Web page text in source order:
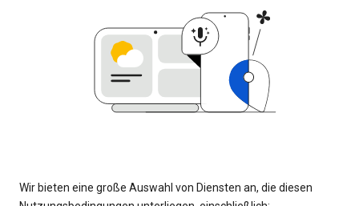
Wir bieten eine große Auswahl von Diensten an, die diesen